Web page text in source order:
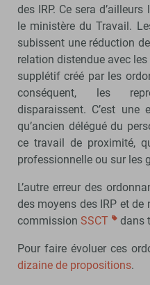
des IRP. Ce sera
le ministère du Travail.
subissent une réduction
relation distendue avec
supplétif créé par les
conséquent, les
disparaissent. C’est une
qu’ancien délégué du
ce travail de proximité,
professionnelle ou sur les
L’autre erreur des
des moyens des IRP et
commission SSCT dans
Pour faire évoluer ces
dizaine de propositions.